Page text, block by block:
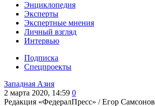
Энциклопедия
Эксперты
Экспертные мнения
Личный взгляд
Интервью
Подписка
Спецпроекты
Западная Азия
2 марта 2020, 14:59 0
Редакция «ФедералПресс» /Егор Самсонов